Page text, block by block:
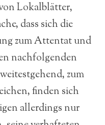
Lokalblätter,
dass sich die
zum Attentat und
nachfolgenden
zum
finden sich
allerdings nur